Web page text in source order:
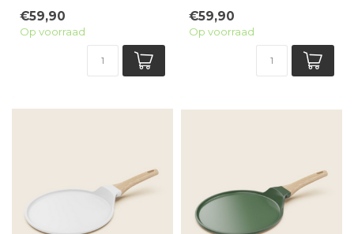
antiaanbaklaag, ...
€59,90
Op voorraad
€59,90
Op voorraad